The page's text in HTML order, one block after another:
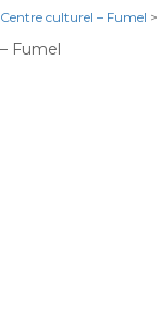
Centre culturel – Fumel >